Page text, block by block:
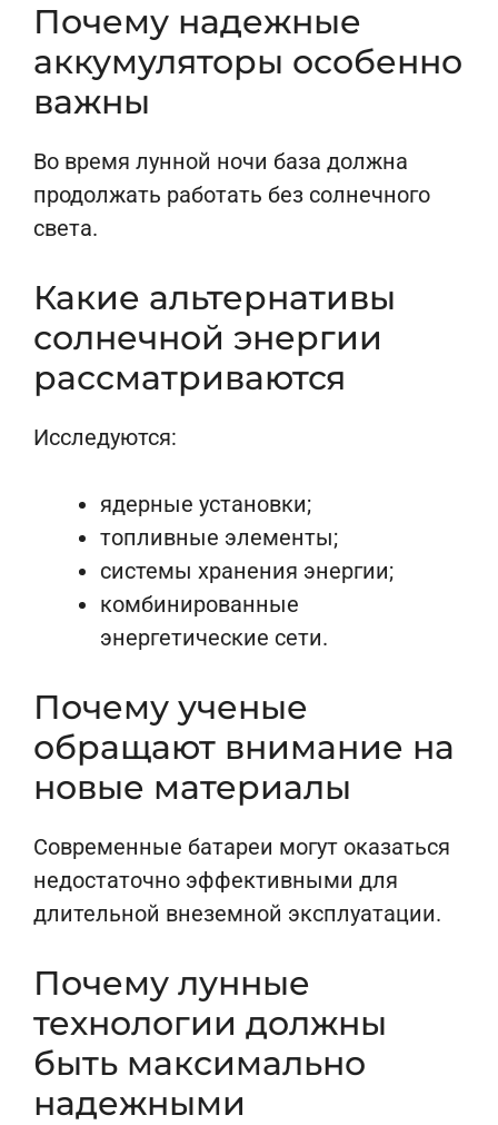
Почему надежные
аккумуляторы особенно
важны
Во время лунной ночи база должна
продолжать работать без солнечного
света.
Какие альтернативы
солнечной энергии
рассматриваются
Исследуются:
ядерные установки;
топливные элементы;
системы хранения энергии;
комбинированные
энергетические сети.
Почему ученые
обращают внимание на
новые материалы
Современные батареи могут оказаться
недостаточно эффективными для
длительной внеземной эксплуатации.
Почему лунные
технологии должны
быть максимально
надежными